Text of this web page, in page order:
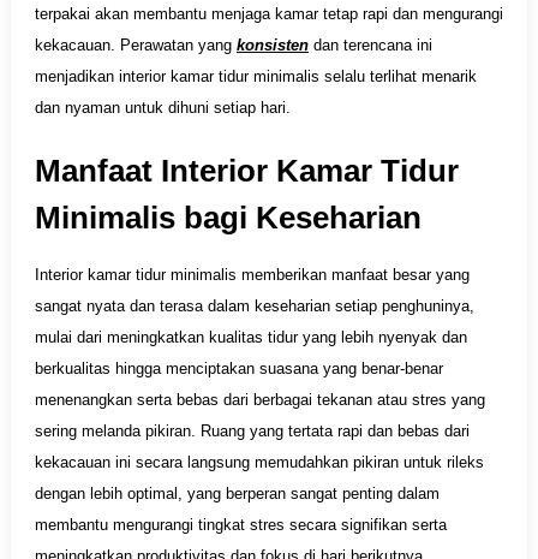
terpakai akan membantu menjaga kamar tetap rapi dan mengurangi
kekacauan. Perawatan yang konsistendan terencana ini
menjadikan interior kamar tidur minimalis selalu terlihat menarik
dan nyaman untuk dihuni setiap hari.
Manfaat Interior Kamar Tidur
Minimalis bagi Keseharian
Interior kamar tidur minimalis memberikan manfaat besar yang
sangat nyata dan terasa dalam keseharian setiap penghuninya,
mulai dari meningkatkan kualitas tidur yang lebih nyenyak dan
berkualitas hingga menciptakan suasana yang benar-benar
menenangkan serta bebas dari berbagai tekanan atau stres yang
sering melanda pikiran. Ruang yang tertata rapi dan bebas dari
kekacauan ini secara langsung memudahkan pikiran untuk rileks
dengan lebih optimal, yang berperan sangat penting dalam
membantu mengurangi tingkat stres secara signifikan serta